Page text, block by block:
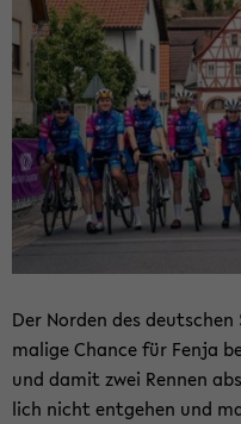
Der Nor­den des
ma­li­ge Chan­ce für Fenja
und damit zwei Ren­nen
lich nicht ent­ge­hen und